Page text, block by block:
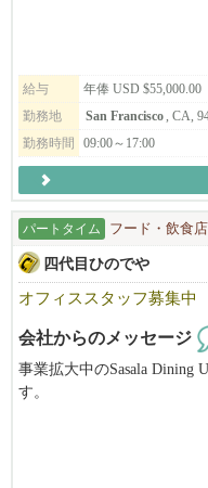
給与
年俸 USD $55,000.00
勤務地
San Francisco, CA,
勤務時間
09:00～17:00
パートタイム フード・飲食店
四代目ひのでや
オフィススタッフ募集中
会社からのメッセージ
事業拡大中のSasala Dining
す。